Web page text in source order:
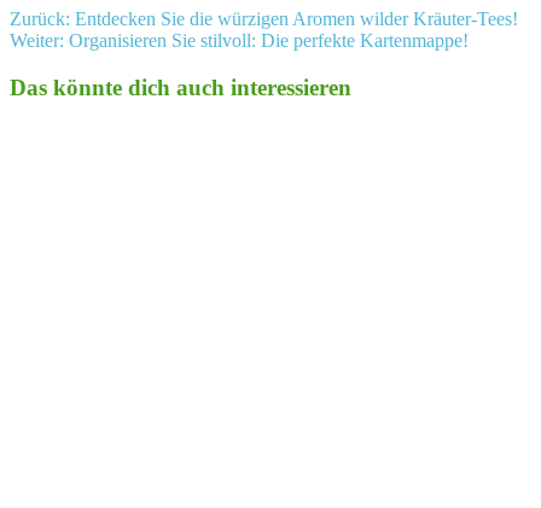
Beitragsnavigation
Zurück: Entdecken Sie die würzigen Aromen wilder Kräuter-Tees!
Weiter: Organisieren Sie stilvoll: Die perfekte Kartenmappe!
Das könnte dich auch interessieren